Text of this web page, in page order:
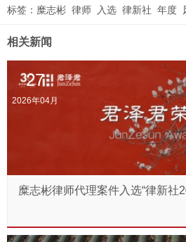
标签： 糜志彬 律师 入选 律新社 年度
相关新闻
27
2026年04月
糜志彬律师代理案件入选“律新社